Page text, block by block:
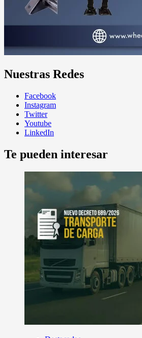
Nuestras Redes
Facebook
Instagram
Twitter
Youtube
LinkedIn
Te pueden interesar